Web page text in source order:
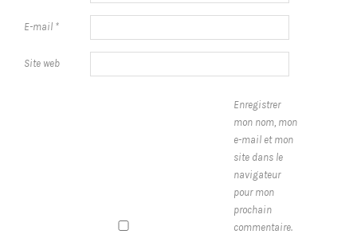
E-mail *
Site web
Enregistrer
mon nom, mon
e-mail et mon
site dans le
navigateur
pour mon
prochain
commentaire.